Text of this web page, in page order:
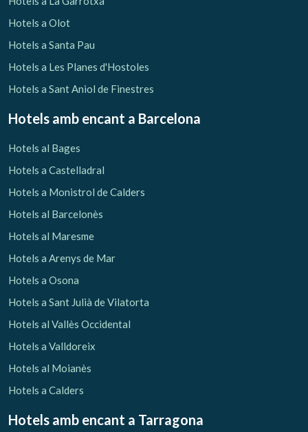
Gestionar la meva reserva
Verificar localitzador
Hotels a Olot
Hotels a Santa Pau
Hotels a Les Planes d'Hostoles
Hotels a Sant Aniol de Finestres
Hotels amb encant a Barcelona
Hotels al Bages
Hotels a Castelladral
Hotels a Monistrol de Calders
Hotels al Barcelonès
Hotels al Maresme
Hotels a Arenys de Mar
Hotels a Osona
Hotels a Sant Julià de Vilatorta
Hotels al Vallès Occidental
Hotels a Valldoreix
Hotels al Moianès
Hotels a Calders
Hotels amb encant a Tarragona